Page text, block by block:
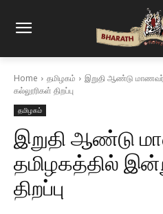
Home தமிழகம்
இறுதி ஆண்டு
கல்லூரிகள் திறப்பு
தமிழகம்
இறுதி ஆண்டு
தமிழகத்தில்
திறப்பு